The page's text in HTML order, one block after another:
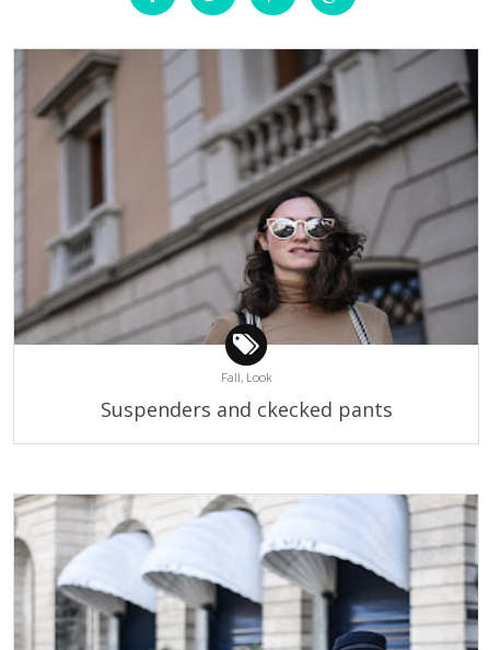
Fall, Look
Suspenders and ckecked pants